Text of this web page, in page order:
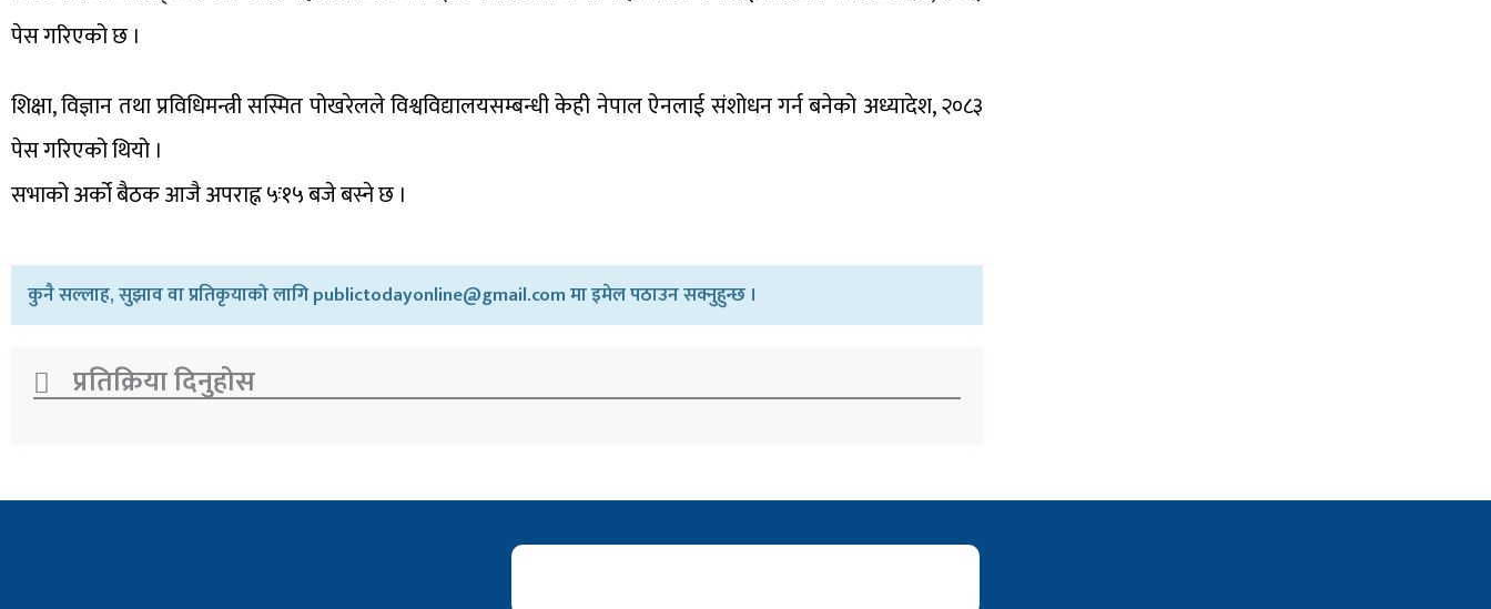
पेस गरिएको छ ।
शिक्षा, विज्ञान तथा प्रविधिमन्त्री सस्मित पोखरेलले विश्वविद्यालयसम्बन्धी केही नेपाल ऐनलाई संशोधन गर्न बनेको अध्यादेश, २०८३
पेस गरिएको थियो ।
सभाको अर्को बैठक आजै अपराह्न ५ः१५ बजे बस्ने छ ।
कुनै सल्लाह, सुझाव वा प्रतिकृयाको लागि publictodayonline@gmail.com मा इमेल पठाउन सक्नुहुन्छ ।
प्रतिक्रिया दिनुहोस​